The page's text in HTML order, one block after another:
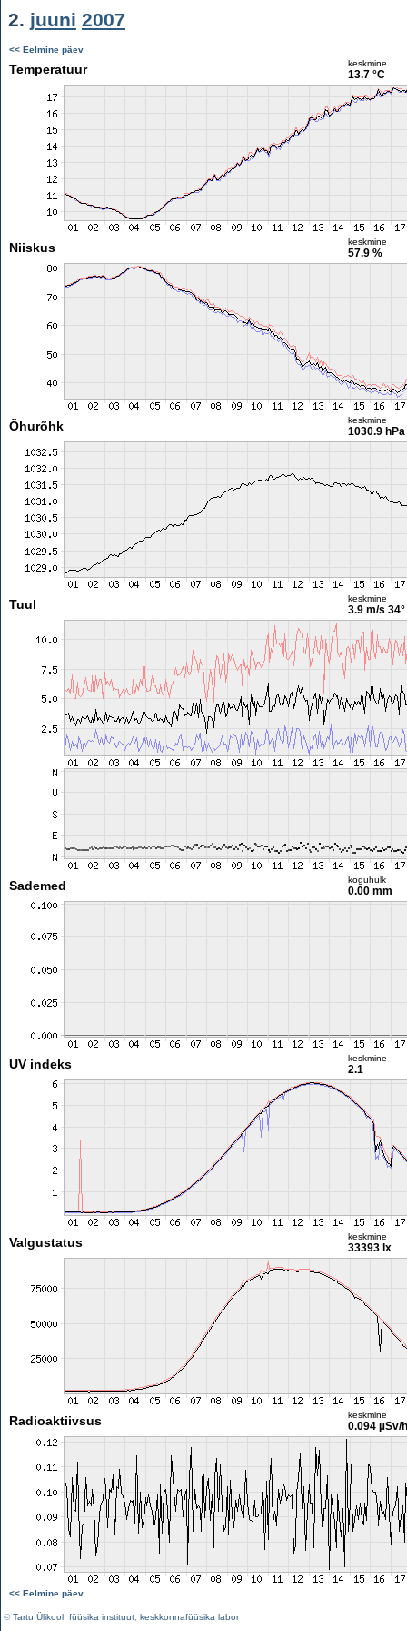
2. juuni 2007
<< Eelmine päev
Temperatuur keskmine
13.7 °C
Niiskus keskmine
57.9 %
Õhurõhk keskmine
1030.9 hPa
Tuul keskmine
3.9 m/s 34°
Sademed koguhulk
0.00 mm
UV indeks keskmine
2.1
Valgustatus keskmine
33393 lx
Radioaktiivsus keskmine
0.094 µSv/h
<< Eelmine päev
©Tartu Ülikool füüsika instituut keskkonnafüüsika labor